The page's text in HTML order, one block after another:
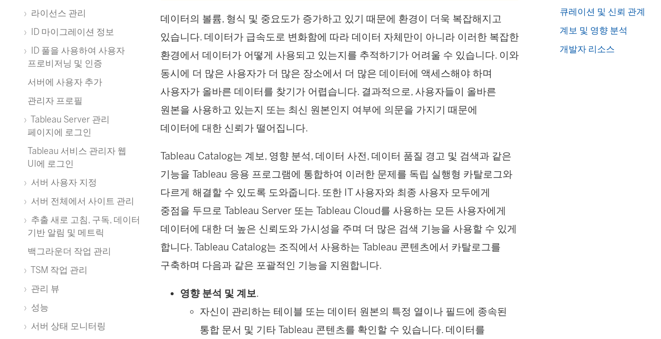
라이선스 관리
ID 마이그레이션 정보
ID 풀을 사용하여 사용자
프로비저닝 및 인증
서버에 사용자 추가
관리자 프로필
Tableau Server 관리
페이지에 로그인
Tableau 서비스 관리자 웹
UI에 로그인
서버 사용자 지정
서버 전체에서 사이트 관리
추출 새로 고침, 구독, 데이터
기반 알림 및 메트릭
백그라운더 작업 관리
TSM 작업 관리
관리 뷰
성능
서버 상태 모니터링
데이터의 볼륨, 형식 및 중요도가 증가하고 있기 때문에 환경이 더욱 복잡해지고
있습니다. 데이터가 급속도로 변화함에 따라 데이터 자체만이 아니라 이러한 복잡한
환경에서 데이터가 어떻게 사용되고 있는지를 추적하기가 어려울 수 있습니다. 이와
동시에 더 많은 사용자가 더 많은 장소에서 더 많은 데이터에 액세스해야 하며
사용자가 올바른 데이터를 찾기가 어렵습니다. 결과적으로, 사용자들이 올바른
원본을 사용하고 있는지 또는 최신 원본인지 여부에 의문을 가지기 때문에
데이터에 대한 신뢰가 떨어집니다.
Tableau Catalog는 계보, 영향 분석, 데이터 사전, 데이터 품질 경고 및 검색과 같은
기능을 Tableau 응용 프로그램에 통합하여 이러한 문제를 독립 실행형 카탈로그와
다르게 해결할 수 있도록 도와줍니다. 또한 IT 사용자와 최종 사용자 모두에게
중점을 두므로 Tableau Server 또는 Tableau Cloud를 사용하는 모든 사용자에게
데이터에 대한 더 높은 신뢰도와 가시성을 주며 더 많은 검색 기능을 사용할 수 있게
합니다. Tableau Catalog는 조직에서 사용하는 Tableau 콘텐츠에서 카탈로그를
구축하며 다음과 같은 포괄적인 기능을 지원합니다.
영향 분석 및 계보.
자신이 관리하는 테이블 또는 데이터 원본의 특정 열이나 필드에 종속된
통합 문서 및 기타 Tableau 콘텐츠를 확인할 수 있습니다. 데이터를
큐레이션 및 신뢰 관계
계보 및 영향 분석
개발자 리소스